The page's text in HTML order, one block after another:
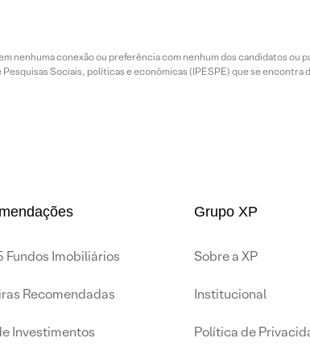
nenhuma conexão ou preferência com nenhum dos candidatos
Sociais, políticas e econômicas (IPESPE) que se
Fundos Imobiliários
Recomendadas
Investimentos
Grupo XP
Sobre a XP
Institucional
Política de